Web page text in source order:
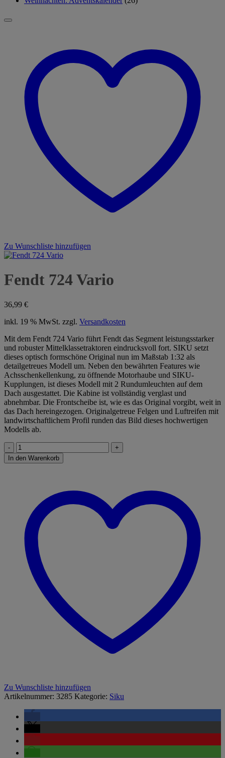
Zu Wunschliste hinzufügen
Fendt 724 Vario
36,99 €
inkl. 19 % MwSt. zzgl. Versandkosten
Mit dem Fendt 724 Vario führt Fendt das Segment leistungsstarker
und robuster Mittelklassetraktoren eindrucksvoll fort. SIKU setzt
dieses optisch formschöne Original nun im Maßstab 1:32 als
detailgetreues Modell um. Neben den bewährten Features wie
Achsschenkellenkung, zu öffnende Motorhaube und SIKU-
Kupplungen, ist dieses Modell mit 2 Rundumleuchten auf dem
Dach ausgestattet. Die Kabine ist vollständig verglast und
abnehmbar. Die Frontscheibe ist, wie es das Original vorgibt, weit in
das Dach hereingezogen. Originalgetreue Felgen und Luftreifen mit
landwirtschaftlichem Profil runden das Bild dieses hochwertigen
Modells ab.
Fendt
724
Vario
In den Warenkorb
Zu Wunschliste hinzufügen
Artikelnummer: 3285 Kategorie: Siku